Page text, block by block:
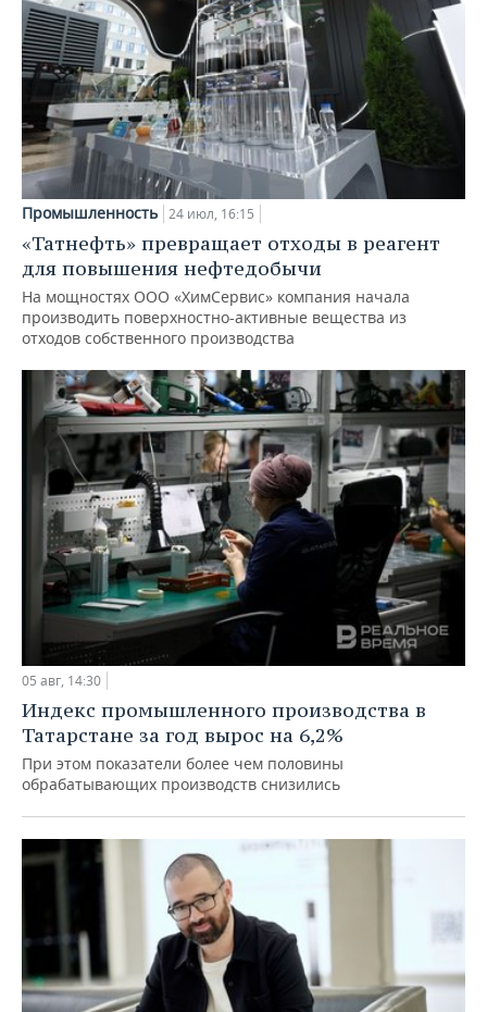
Промышленность 24 июл, 16:15
«Татнефть» превращает отходы в реагент
для повышения нефтедобычи
На мощностях ООО «ХимСервис» компания начала
производить поверхностно-активные вещества из
отходов собственного производства
05 авг, 14:30
Индекс промышленного производства в
Татарстане за год вырос на 6,2%
При этом показатели более чем половины
обрабатывающих производств снизились